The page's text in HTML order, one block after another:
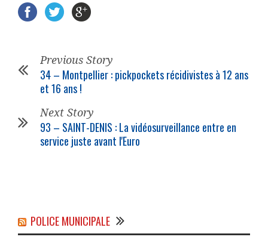
Previous Story
34 – Montpellier : pickpockets récidivistes à 12 ans
et 16 ans !
Next Story
93 – SAINT-DENIS : La vidéosurveillance entre en
service juste avant l'Euro
POLICE MUNICIPALE